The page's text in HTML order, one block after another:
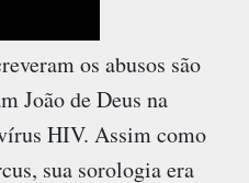
os abusos são
João de Deus na
HIV. Assim como
sua sorologia era